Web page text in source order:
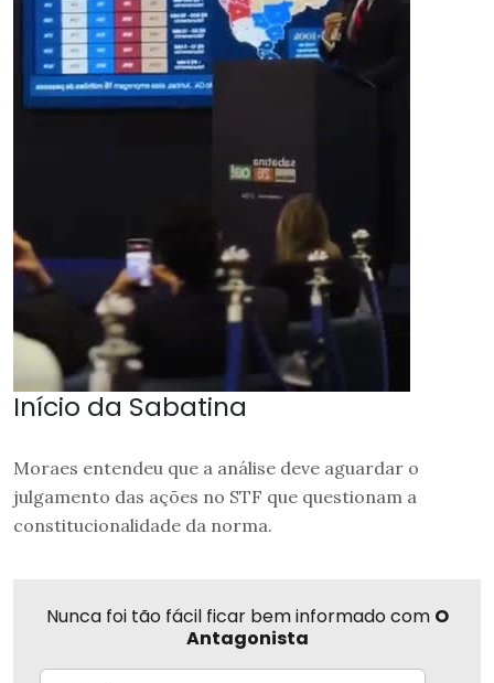
Início da Sabatina
Moraes entendeu que a análise deve aguardar o
julgamento das ações no STF que questionam a
constitucionalidade da norma.
Nunca foi tão fácil ficar bem informado com O
Antagonista